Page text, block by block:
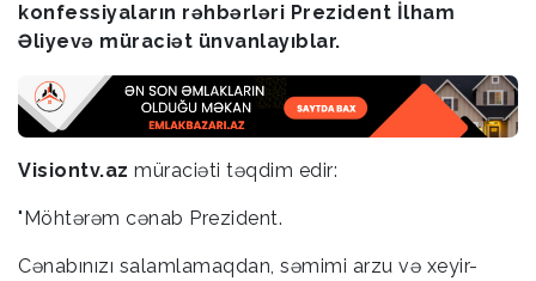
konfessiyaların rəhbərləri Prezident İlham
Əliyevə müraciət ünvanlayıblar.
Visiontv.az müraciəti təqdim edir:
"Möhtərəm cənab Prezident.
Cənabınızı salamlamaqdan, səmimi arzu və xeyir-